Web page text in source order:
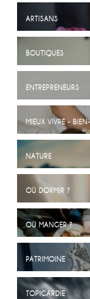
ARTISANS
BOUTIQUES
ENTREPRENEURS
MIEUX VIVRE -
NATURE
OÙ DORMIR ?
OÙ MANGER ?
PATRIMOINE
TOPICARDIE